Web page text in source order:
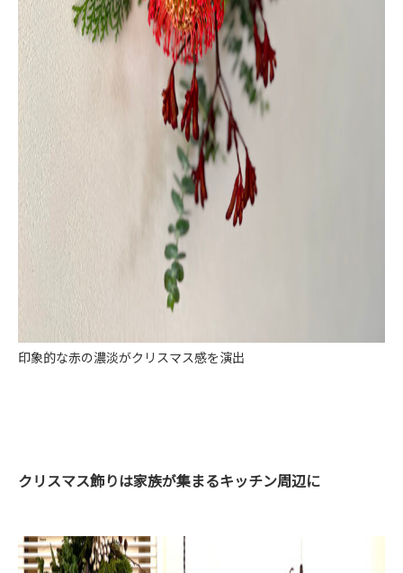
印象的な赤の濃淡がクリスマス感を演出
クリスマス飾りは家族が集まるキッチン周辺に